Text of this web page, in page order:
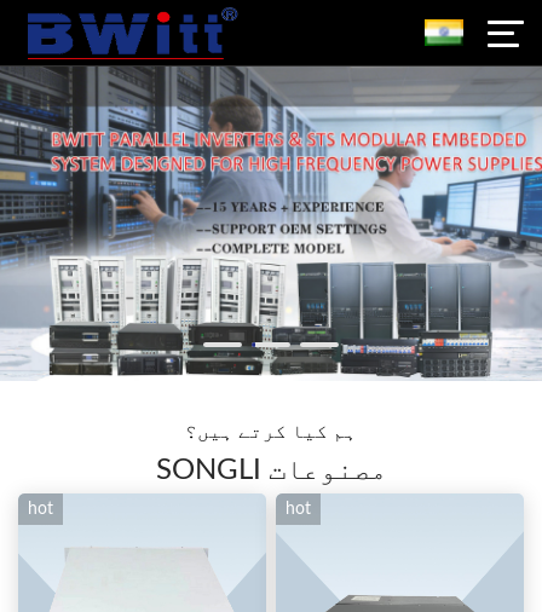
ہم کیا کرتے ہیں؟
SONGLI مصنوعات
hot hot